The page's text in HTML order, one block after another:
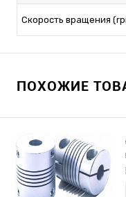
Скорость вращения
ПОХОЖИЕ